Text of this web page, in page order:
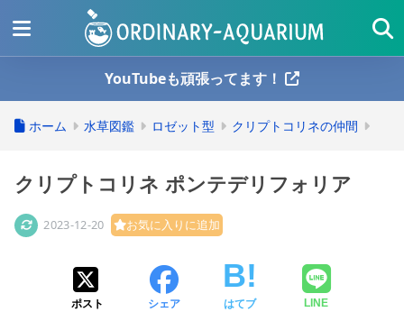
YouTubeも頑張ってます！
ホーム 水草図鑑 ロゼット型 クリプトコリネの仲間
クリプトコリネ ポンテデリフォリア
2023-12-20 お気に入りに追加
ポスト シェア はてブ LINE